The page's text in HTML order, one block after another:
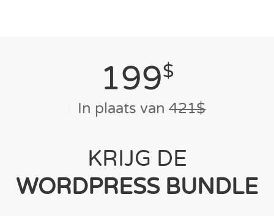
199$
In plaats van421$
KRIJG DE
WORDPRESS BUNDLE